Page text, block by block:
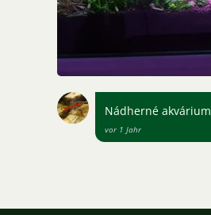
Nádherné akvárium
vor 1 Jahr